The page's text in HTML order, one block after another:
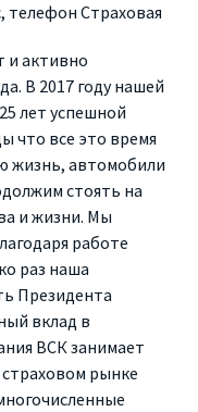
Страховая
и активно
В 2017 году нашей
лет успешной
что все это время
жизнь, автомобили
стоять на
и жизни. Мы
работе
раз наша
Президента
вклад в
ВСК занимает
рынке